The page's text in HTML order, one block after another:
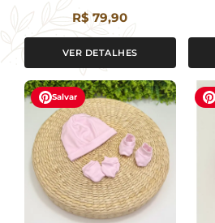
R$ 79,90
VER DETALHES
Salvar